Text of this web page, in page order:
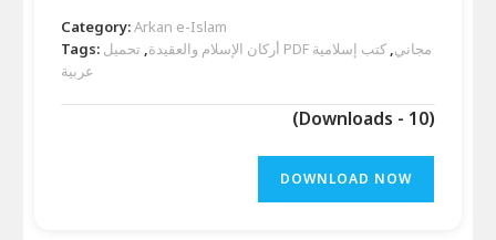
Category:Arkan e-Islam
Tags:
أركان الإسلام والعقيدة, تحميل PDF مجاني, كتب إسلامية
عربية
(Downloads - 10)
DOWNLOAD NOW